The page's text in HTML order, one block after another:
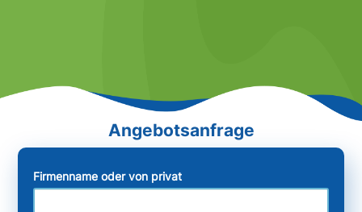
Firmenname oder von privat